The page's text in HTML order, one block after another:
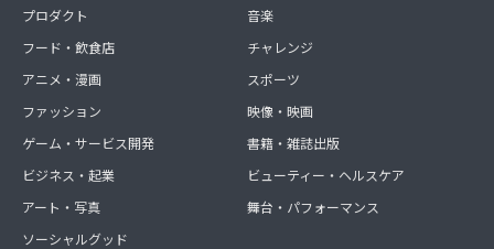
プロダクト
フード・飲食店
アニメ・漫画
ファッション
ゲーム・サービス開発
ビジネス・起業
アート・写真
ソーシャルグッド
音楽
チャレンジ
スポーツ
映像・映画
書籍・雑誌出版
ビューティー・ヘルスケア
舞台・パフォーマンス